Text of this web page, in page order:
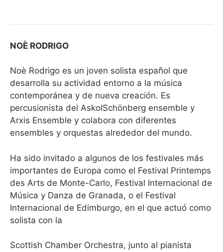
NOÈ RODRIGO
Noè Rodrigo es un joven solista español que
desarrolla su actividad entorno a la música
contemporánea y de nueva creación. Es
percusionista del AskoISchönberg ensemble y
Arxis Ensemble y colabora con diferentes
ensembles y orquestas alrededor del mundo.
Ha sido invitado a algunos de los festivales más
importantes de Europa como el Festival Printemps
des Arts de Monte-Carlo, Festival Internacional de
Música y Danza de Granada, o el Festival
Internacional de Edimburgo, en el que actuó como
solista con la
Scottish Chamber Orchestra, junto al pianista